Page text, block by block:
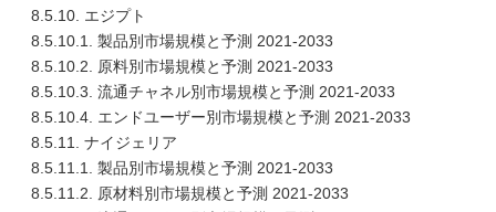
8.5.10. エジプト
8.5.10.1. 製品別市場規模と予測 2021-2033
8.5.10.2. 原料別市場規模と予測 2021-2033
8.5.10.3. 流通チャネル別市場規模と予測 2021-2033
8.5.10.4. エンドユーザー別市場規模と予測 2021-2033
8.5.11. ナイジェリア
8.5.11.1. 製品別市場規模と予測 2021-2033
8.5.11.2. 原材料別市場規模と予測 2021-2033